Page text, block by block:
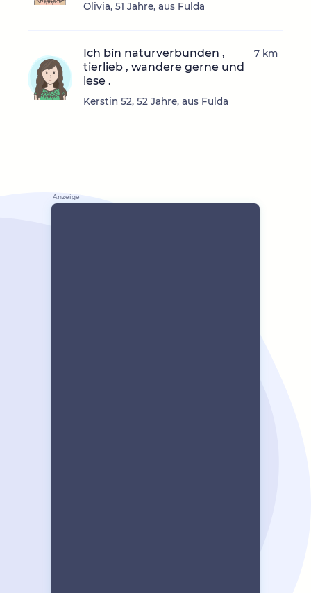
Olivia, 51 Jahre, aus Fulda
Ich bin naturverbunden ,
tierlieb , wandere gerne und
lese .
Kerstin 52, 52 Jahre, aus Fulda
7 km